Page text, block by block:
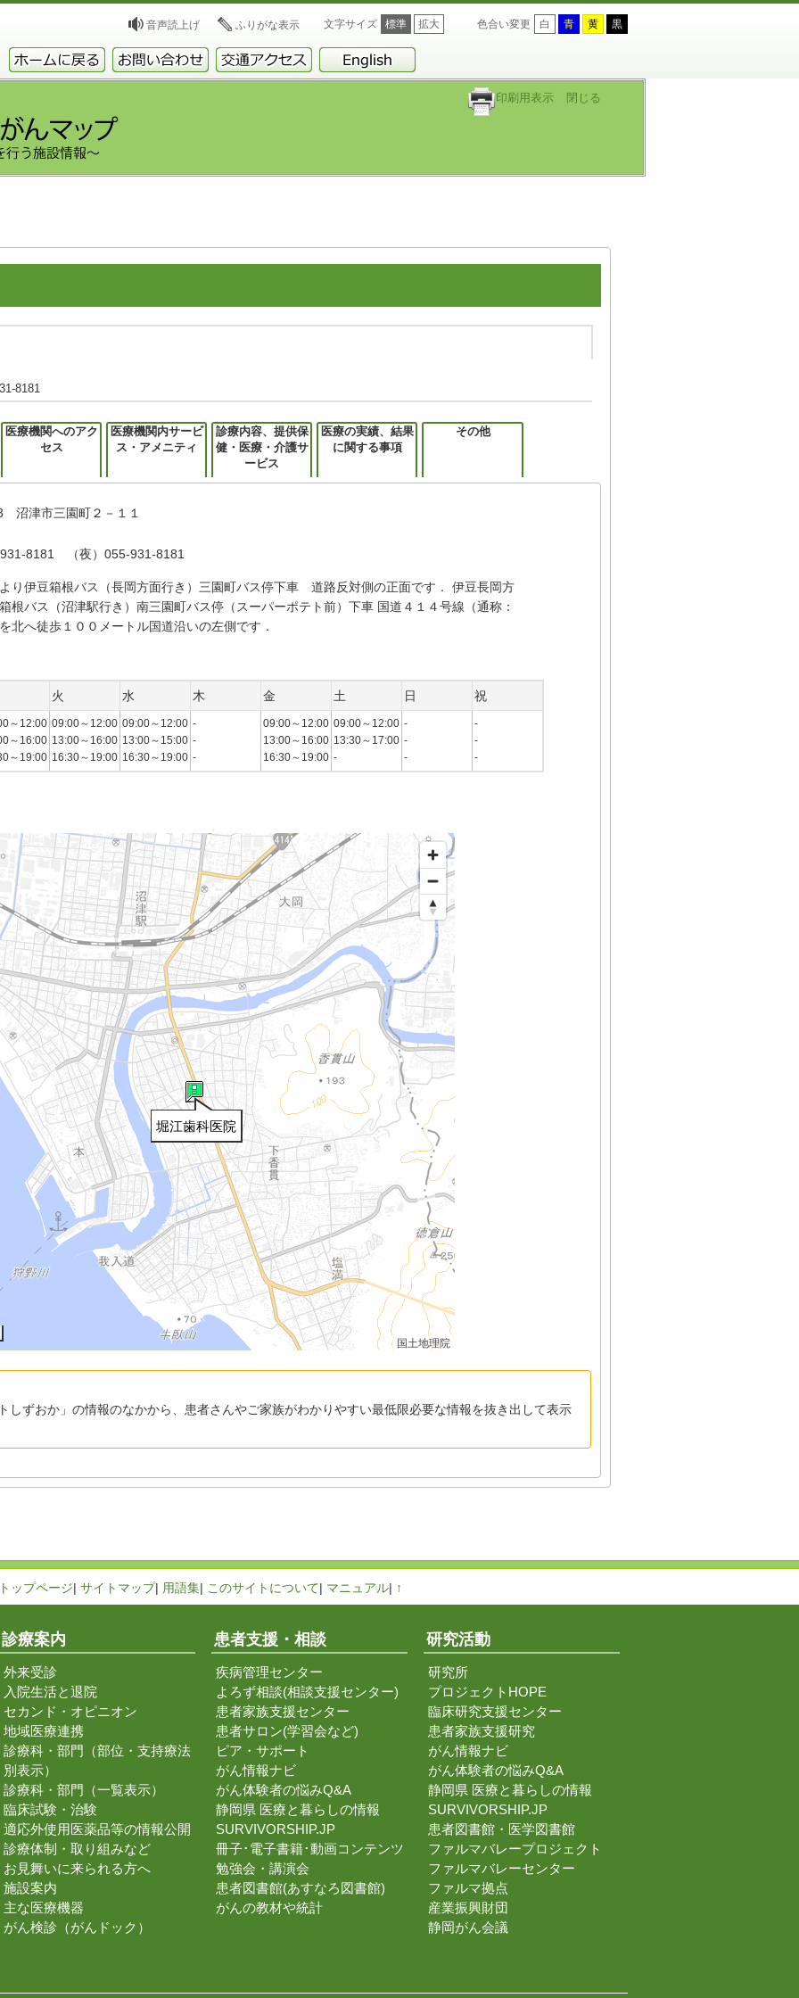
音声読上げ ふりがな表示 文字サイズ 標準 拡大 色合い変更 白 青 黄 黒
印刷用表示 閉じる
8181
医療機関へのアク
セス
医療機関内サービ
ス・アメニティ
診療内容、提供保
健・医療・介護サ
ービス
医療の実績、結果
に関する事項
その他
沼津市三園町２－１１
8181 （夜）055-931-8181
り伊豆箱根バス（長岡方面行き）三園町バス停下車 道路反対側の正面です． 伊豆長岡方
根バス（沼津駅行き）南三園町バス停（スーパーポテト前）下車 国道４１４号線（通称：
北へ徒歩１００メートル国道沿いの左側です．
火 水 木 金 土 日 祝
～12:00
～16:00
～19:00
09:00～12:00
13:00～16:00
16:30～19:00
09:00～12:00
13:00～15:00
16:30～19:00
-
-
-
09:00～12:00
13:00～16:00
16:30～19:00
09:00～12:00
13:30～17:00
-
-
-
-
-
-
-
堀江歯科医院
国土地理院
しずおか」の情報のなかから、患者さんやご家族がわかりやすい最低限必要な情報を抜き出して表示
ップページ| サイトマップ| 用語集| このサイトについて| マニュアル| ↑
診療案内
外来受診
入院生活と退院
セカンド・オピニオン
地域医療連携
診療科・部門（部位・支持療法
別表示）
診療科・部門（一覧表示）
臨床試験・治験
適応外使用医薬品等の情報公開
診療体制・取り組みなど
お見舞いに来られる方へ
施設案内
主な医療機器
がん検診（がんドック）
患者支援・相談
疾病管理センター
よろず相談(相談支援センター)
患者家族支援センター
患者サロン(学習会など)
ピア・サポート
がん情報ナビ
がん体験者の悩みQ&A
静岡県 医療と暮らしの情報
SURVIVORSHIP.JP
冊子･電子書籍･動画コンテンツ
勉強会・講演会
患者図書館(あすなろ図書館)
がんの教材や統計
研究活動
研究所
プロジェクトHOPE
臨床研究支援センター
患者家族支援研究
がん情報ナビ
がん体験者の悩みQ&A
静岡県 医療と暮らしの情報
SURVIVORSHIP.JP
患者図書館・医学図書館
ファルマバレープロジェクト
ファルマバレーセンター
ファルマ拠点
産業振興財団
静岡がん会議